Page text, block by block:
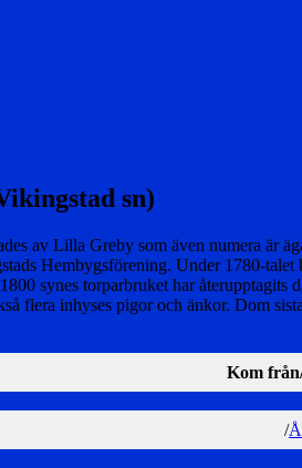
sn)
av Lilla Greby som även numera är
Hembygsförening. Under 1780-
synes torparbruket har
flera inhyses pigor och änkor. Dom
Kom
/